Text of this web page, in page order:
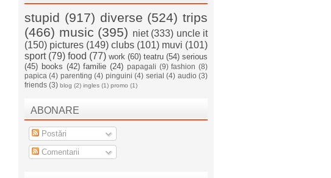
stupid (917) diverse (524) trips
(466) music (395) niet (333) uncle it
(150) pictures (149) clubs (101) muvi (101)
sport (79) food (77) work (60) teatru (54) serious
(45) books (42) familie (24) papagali (9) fashion (8)
papica (4) parenting (4) pinguini (4) serial (4) audio (3)
friends (3) blog (2) ingles (1) promo (1)
ABONARE
Postări
Comentarii